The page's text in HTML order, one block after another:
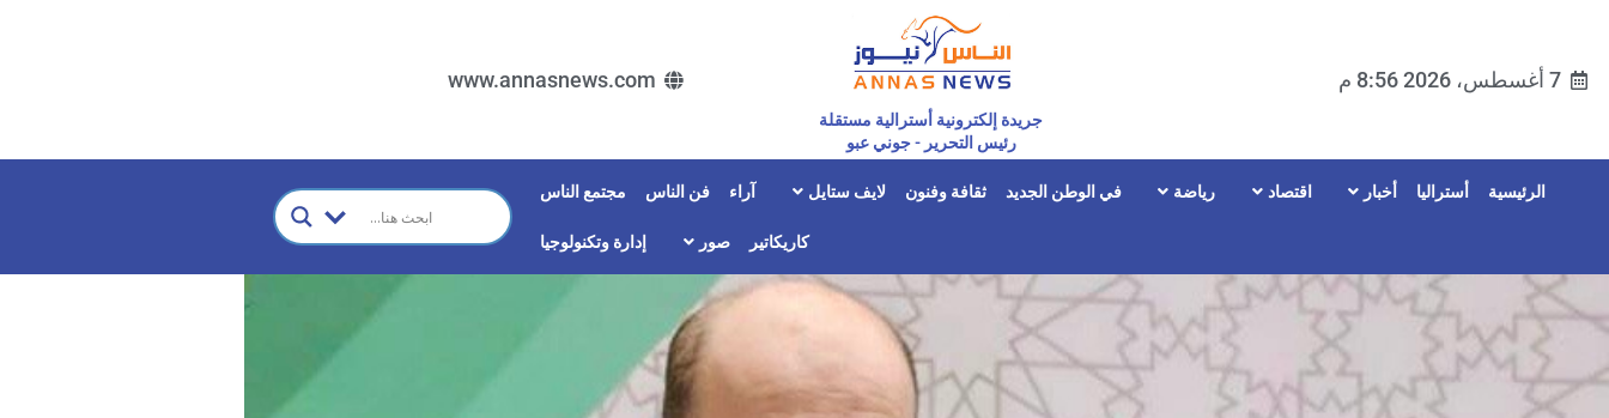
7 أغسطس، 2026 8:56 م
جريدة إلكترونية أسترالية مستقلة
رئيس التحرير - جوني عبو
www.annasnews.com
الرئيسية أستراليا أخبار اقتصاد رياضة في الوطن الجديد ثقافة وفنون لايف ستايل آراء فن الناس مجتمع الناس
كاريكاتير صور إدارة وتكنولوجيا